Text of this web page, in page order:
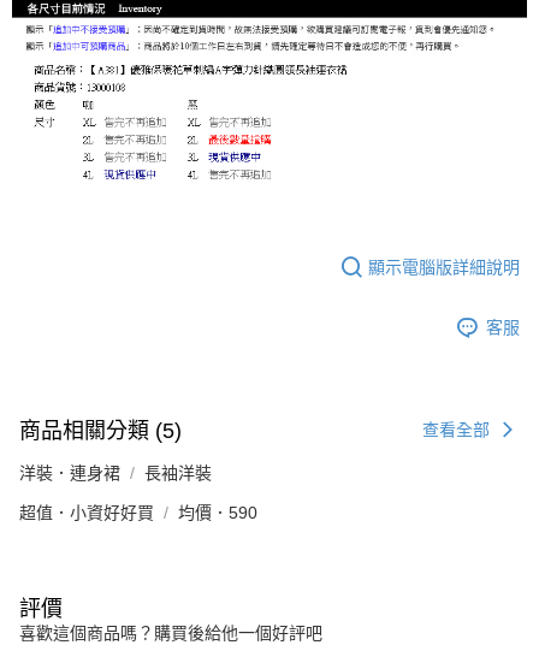
顯示電腦版詳細說明
客服
商品相關分類 (5) 查看全部
洋裝．連身裙 長袖洋裝
超值．小資好好買 均價．590
評價
喜歡這個商品嗎？購買後給他一個好評吧